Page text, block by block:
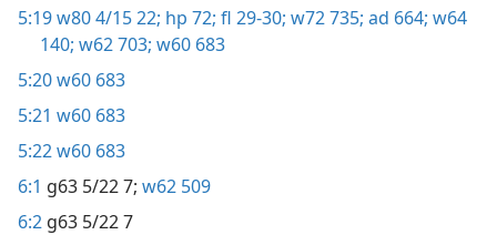
5:19w80 4/15 22; hp 72; fl 29-30; w72 735; ad 664; w64
140; w62 703; w60 683
5:20w60 683
5:21 w60 683
5:22w60 683
6:1 g63 5/22 7; w62 509
6:2 g63 5/22 7